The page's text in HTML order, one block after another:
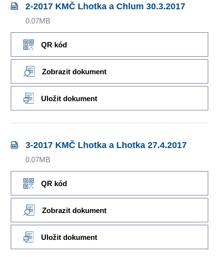
2-2017 KMČ Lhotka a Chlum 30.3.2017
0.07MB
QR kód
Zobrazit dokument
Uložit dokument
3-2017 KMČ Lhotka a Lhotka 27.4.2017
0.07MB
QR kód
Zobrazit dokument
Uložit dokument